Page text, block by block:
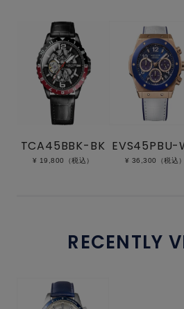
TCA45BBK-BK
¥ 19,800（税込）
EVS45PBU-
¥ 36,300（税込）
RECENTLY